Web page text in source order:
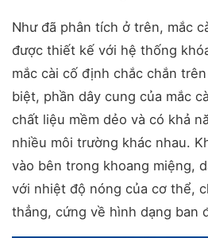
Như đã phân tích ở trên, mắc
được thiết kế với hệ thống
mắc cài cố định chắc chắn
biệt, phần dây cung của mắc
chất liệu mềm dẻo và có khả
nhiều môi trường khác nhau.
vào bên trong khoang miệng,
với nhiệt độ nóng của cơ thể,
thẳng, cứng về hình dạng ban